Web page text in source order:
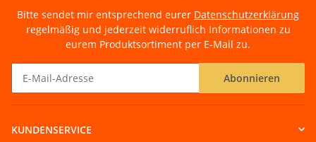
Bitte sendet mir entsprechend eurer Datenschutzerklärung
regelmäßig und jederzeit widerruflich Informationen zu
eurem Produktsortiment per E-Mail zu.
Abonnieren
KUNDENSERVICE